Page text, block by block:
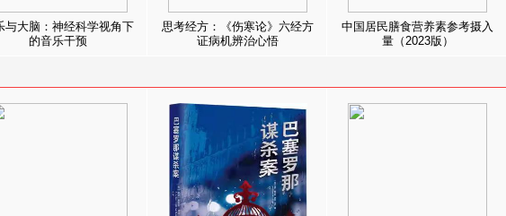
与大脑：神经科学视角下
的音乐干预
思考经方：《伤寒论》六经方
证病机辨治心悟
中国居民膳食营养素参考摄入
量（2023版）